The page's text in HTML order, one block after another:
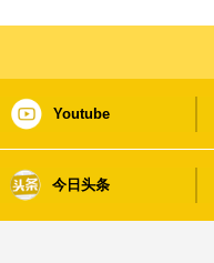
Youtube
今日头条